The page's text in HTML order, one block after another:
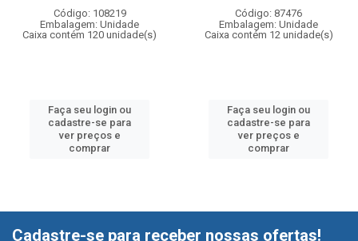
Código: 108219
Embalagem: Unidade
Caixa contém 120 unidade(s)
Faça seu login ou
cadastre-se para
ver preços e
comprar
Código: 87476
Embalagem: Unidade
Caixa contém 12 unidade(s)
Faça seu login ou
cadastre-se para
ver preços e
comprar
Cadastre-se para receber nossas ofertas!